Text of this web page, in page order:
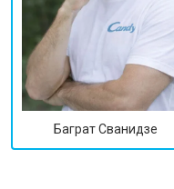
Баграт Сванидзе